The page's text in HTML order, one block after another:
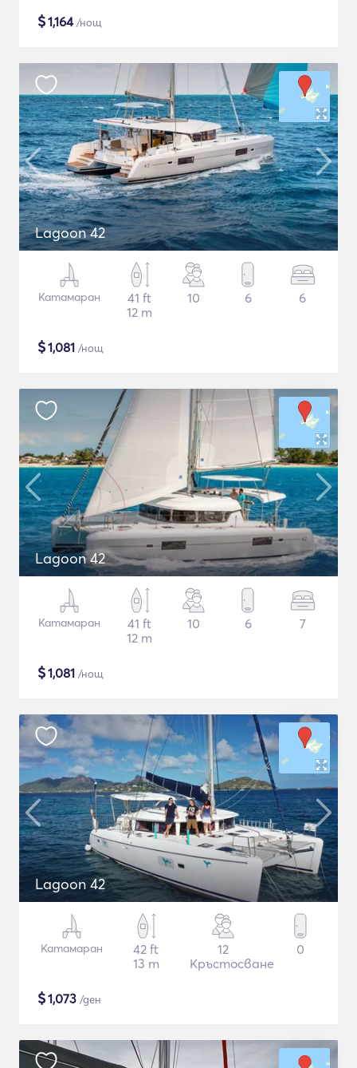
$1,164/нощ
Lagoon 42
Катамаран
41 ft
12 m
10 6 6
$1,081 /нощ
Lagoon 42
Катамаран
41 ft
12 m
10 6 7
$1,081 /нощ
Lagoon 42
Катамаран
42 ft
13 m
12
Кръстосване
0
$1,073 /ден